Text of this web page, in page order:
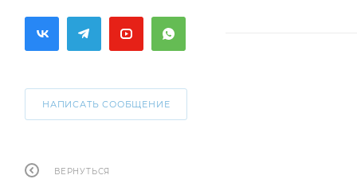
НАПИСАТЬ СООБЩЕНИЕ
ВЕРНУТЬСЯ